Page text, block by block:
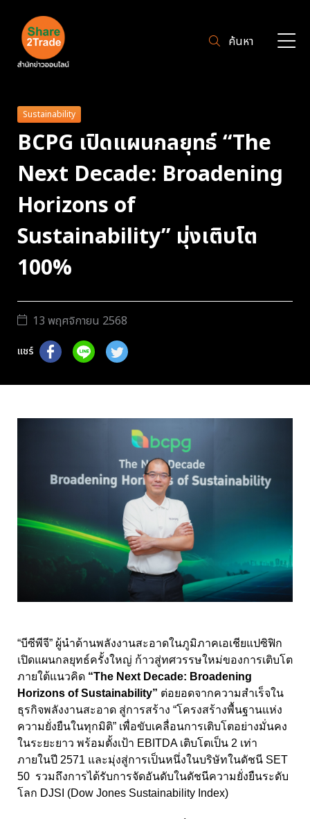
ค้นหา
Sustainability
BCPG เปิดแผนกลยุทธ์ “The
Next Decade: Broadening
Horizons of
Sustainability” มุ่งเติบโต
100%
13 พฤศจิกายน 2568
แชร์
“บีซีพีจี” ผู้นำด้านพลังงานสะอาดในภูมิภาคเอเชียแปซิฟิก
เปิดแผนกลยุทธ์ครั้งใหญ่ ก้าวสู่ทศวรรษใหม่ของการเติบโต
ภายใต้แนวคิด “The Next Decade: Broadening
Horizons of Sustainability” ต่อยอดจากความสำเร็จใน
ธุรกิจพลังงานสะอาด สู่การสร้าง “โครงสร้างพื้นฐานแห่ง
ความยั่งยืนในทุกมิติ” เพื่อขับเคลื่อนการเติบโตอย่างมั่นคง
ในระยะยาว พร้อมตั้งเป้า EBITDA เติบโตเป็น 2 เท่า
ภายในปี 2571 และมุ่งสู่การเป็นหนึ่งในบริษัทในดัชนี SET
50 รวมถึงการได้รับการจัดอันดับในดัชนีความยั่งยืนระดับ
โลก DJSI (Dow Jones Sustainability Index)